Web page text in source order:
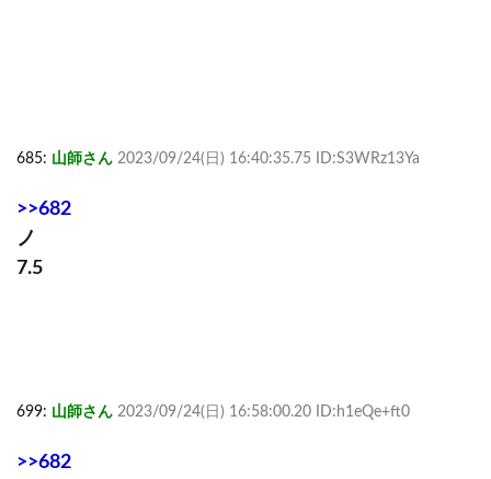
685: 山師さん 2023/09/24(日) 16:40:35.75 ID:S3WRz13Ya
>>682
ノ
7.5
699: 山師さん 2023/09/24(日) 16:58:00.20 ID:h1eQe+ft0
>>682